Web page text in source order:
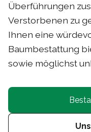
Überführungen
Verstorbenen zu
Ihnen eine
Baumbestattung
sowie möglichst